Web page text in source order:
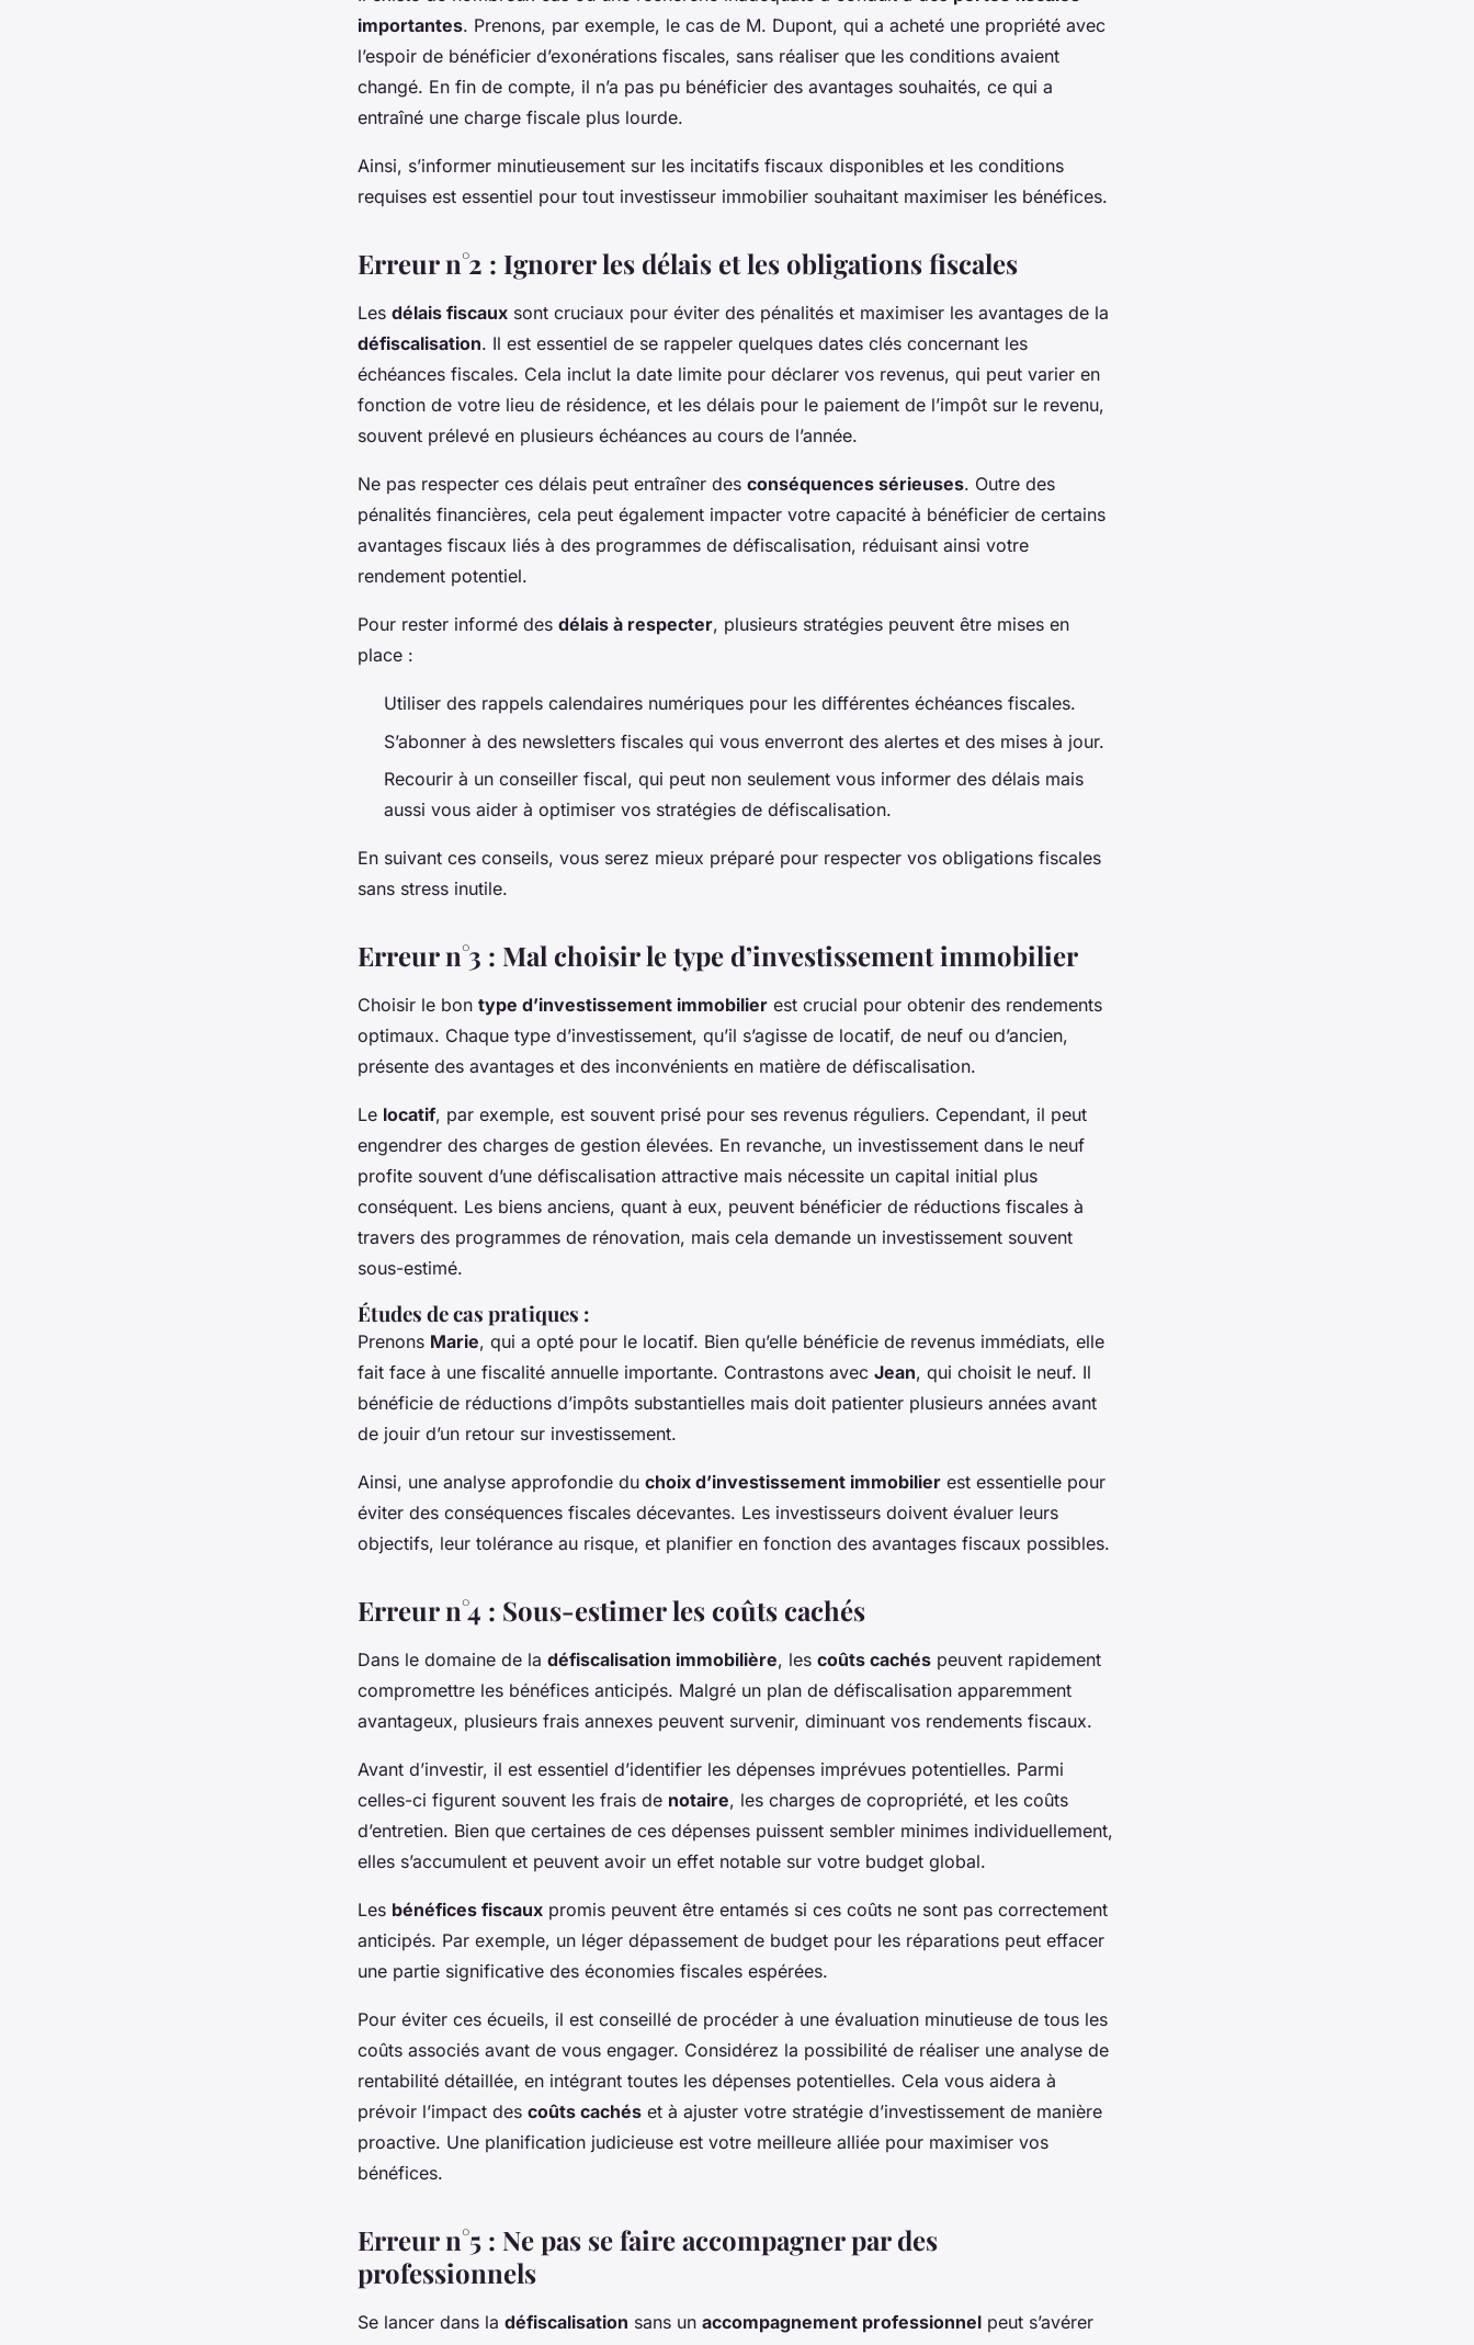
importantes. Prenons, par exemple, le cas de M. Dupont, qui a acheté une propriété avec
l’espoir de bénéficier d’exonérations fiscales, sans réaliser que les conditions avaient
changé. En fin de compte, il n’a pas pu bénéficier des avantages souhaités, ce qui a
entraîné une charge fiscale plus lourde.
Ainsi, s’informer minutieusement sur les incitatifs fiscaux disponibles et les conditions
requises est essentiel pour tout investisseur immobilier souhaitant maximiser les bénéfices.
Erreur n°2 : Ignorer les délais et les obligations fiscales
Les délais fiscaux sont cruciaux pour éviter des pénalités et maximiser les avantages de la
défiscalisation. Il est essentiel de se rappeler quelques dates clés concernant les
échéances fiscales. Cela inclut la date limite pour déclarer vos revenus, qui peut varier en
fonction de votre lieu de résidence, et les délais pour le paiement de l’impôt sur le revenu,
souvent prélevé en plusieurs échéances au cours de l’année.
Ne pas respecter ces délais peut entraîner des conséquences sérieuses. Outre des
pénalités financières, cela peut également impacter votre capacité à bénéficier de certains
avantages fiscaux liés à des programmes de défiscalisation, réduisant ainsi votre
rendement potentiel.
Pour rester informé des délais à respecter, plusieurs stratégies peuvent être mises en
place :
Utiliser des rappels calendaires numériques pour les différentes échéances fiscales.
S’abonner à des newsletters fiscales qui vous enverront des alertes et des mises à jour.
Recourir à un conseiller fiscal, qui peut non seulement vous informer des délais mais
aussi vous aider à optimiser vos stratégies de défiscalisation.
En suivant ces conseils, vous serez mieux préparé pour respecter vos obligations fiscales
sans stress inutile.
Erreur n°3 : Mal choisir le type d’investissement immobilier
Choisir le bon type d’investissement immobilier est crucial pour obtenir des rendements
optimaux. Chaque type d’investissement, qu’il s’agisse de locatif, de neuf ou d’ancien,
présente des avantages et des inconvénients en matière de défiscalisation.
Le locatif, par exemple, est souvent prisé pour ses revenus réguliers. Cependant, il peut
engendrer des charges de gestion élevées. En revanche, un investissement dans le neuf
profite souvent d’une défiscalisation attractive mais nécessite un capital initial plus
conséquent. Les biens anciens, quant à eux, peuvent bénéficier de réductions fiscales à
travers des programmes de rénovation, mais cela demande un investissement souvent
sous-estimé.
Études de cas pratiques :
Prenons Marie, qui a opté pour le locatif. Bien qu’elle bénéficie de revenus immédiats, elle
fait face à une fiscalité annuelle importante. Contrastons avec Jean, qui choisit le neuf. Il
bénéficie de réductions d’impôts substantielles mais doit patienter plusieurs années avant
de jouir d’un retour sur investissement.
Ainsi, une analyse approfondie du choix d’investissement immobilier est essentielle pour
éviter des conséquences fiscales décevantes. Les investisseurs doivent évaluer leurs
objectifs, leur tolérance au risque, et planifier en fonction des avantages fiscaux possibles.
Erreur n°4 : Sous-estimer les coûts cachés
Dans le domaine de la défiscalisation immobilière, les coûts cachés peuvent rapidement
compromettre les bénéfices anticipés. Malgré un plan de défiscalisation apparemment
avantageux, plusieurs frais annexes peuvent survenir, diminuant vos rendements fiscaux.
Avant d’investir, il est essentiel d’identifier les dépenses imprévues potentielles. Parmi
celles-ci figurent souvent les frais de notaire, les charges de copropriété, et les coûts
d’entretien. Bien que certaines de ces dépenses puissent sembler minimes individuellement,
elles s’accumulent et peuvent avoir un effet notable sur votre budget global.
Les bénéfices fiscaux promis peuvent être entamés si ces coûts ne sont pas correctement
anticipés. Par exemple, un léger dépassement de budget pour les réparations peut effacer
une partie significative des économies fiscales espérées.
Pour éviter ces écueils, il est conseillé de procéder à une évaluation minutieuse de tous les
coûts associés avant de vous engager. Considérez la possibilité de réaliser une analyse de
rentabilité détaillée, en intégrant toutes les dépenses potentielles. Cela vous aidera à
prévoir l’impact des coûts cachés et à ajuster votre stratégie d’investissement de manière
proactive. Une planification judicieuse est votre meilleure alliée pour maximiser vos
bénéfices.
Erreur n°5 : Ne pas se faire accompagner par des
professionnels
Se lancer dans la défiscalisation sans un accompagnement professionnel peut s’avérer